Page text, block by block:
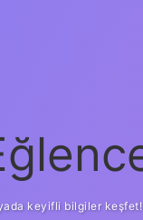
keyifli bilgiler keşfet!